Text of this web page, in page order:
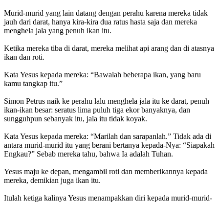
Murid-murid yang lain datang dengan perahu karena mereka tidak
jauh dari darat, hanya kira-kira dua ratus hasta saja dan mereka
menghela jala yang penuh ikan itu.
Ketika mereka tiba di darat, mereka melihat api arang dan di atasnya
ikan dan roti.
Kata Yesus kepada mereka: “Bawalah beberapa ikan, yang baru
kamu tangkap itu.”
Simon Petrus naik ke perahu lalu menghela jala itu ke darat, penuh
ikan-ikan besar: seratus lima puluh tiga ekor banyaknya, dan
sungguhpun sebanyak itu, jala itu tidak koyak.
Kata Yesus kepada mereka: “Marilah dan sarapanlah.” Tidak ada di
antara murid-murid itu yang berani bertanya kepada-Nya: “Siapakah
Engkau?” Sebab mereka tahu, bahwa Ia adalah Tuhan.
Yesus maju ke depan, mengambil roti dan memberikannya kepada
mereka, demikian juga ikan itu.
Itulah ketiga kalinya Yesus menampakkan diri kepada murid-murid-